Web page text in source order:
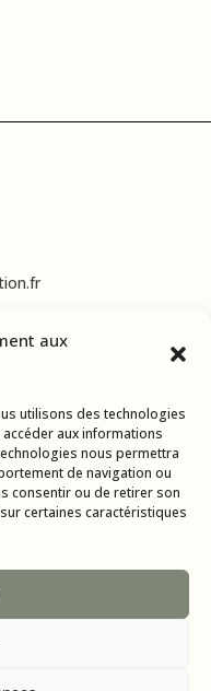
aux
utilisons des technologies
aux informations
nous permettra
de navigation ou
consentir ou de retirer son
certaines caractéristiques